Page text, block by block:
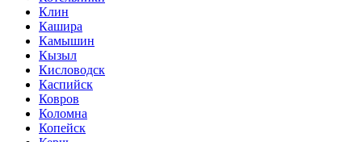
Клин
Кашира
Камышин
Кызыл
Кисловодск
Каспийск
Ковров
Коломна
Копейск